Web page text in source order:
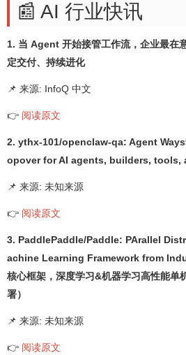
📰 AI 行业快讯
1. 当 Agent 开始接管工作流，企业最在
定交付、持续进化
📌 来源: InfoQ 中文
👉 阅读原文
2. ythx-101/openclaw-qa: Agent
opover for AI agents, builders, tools,
📌 来源: 未知来源
👉 阅读原文
3. PaddlePaddle/Paddle: PArallel
achine Learning Framework from
核心框架，深度学习&机器学习高性能单
署）
📌 来源: 未知来源
👉 阅读原文